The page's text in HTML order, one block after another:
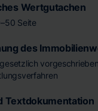
Wertgutachen
Seite
des
Textdokumentation